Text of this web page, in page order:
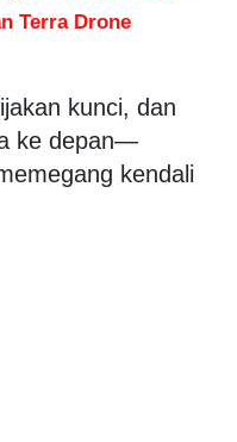
Terra Drone
kunci, dan
ke depan—
kendali